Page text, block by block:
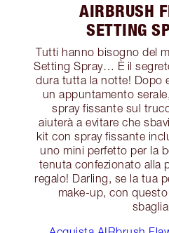
AIRBRUSH
SETTING
Tutti hanno bisogno del
Setting Spray… È il
dura tutta la notte! Dopo
un appuntamento
spray fissante sul
aiuterà a evitare che
kit con spray fissante
uno mini perfetto per la
tenuta confezionato alla
regalo! Darling, se la tua
make-up, con